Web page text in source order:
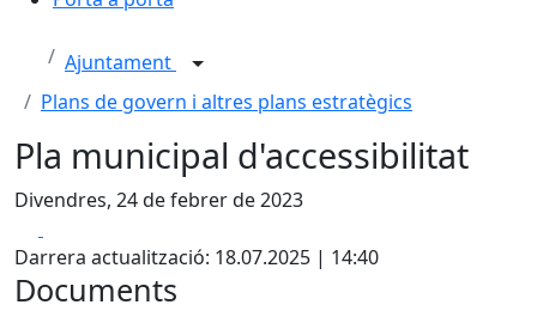
Ajuntament
Plans de govern i altres plans estratègics
Pla municipal d'accessibilitat
Divendres, 24 de febrer de 2023
Darrera actualització: 18.07.2025 | 14:40
Documents